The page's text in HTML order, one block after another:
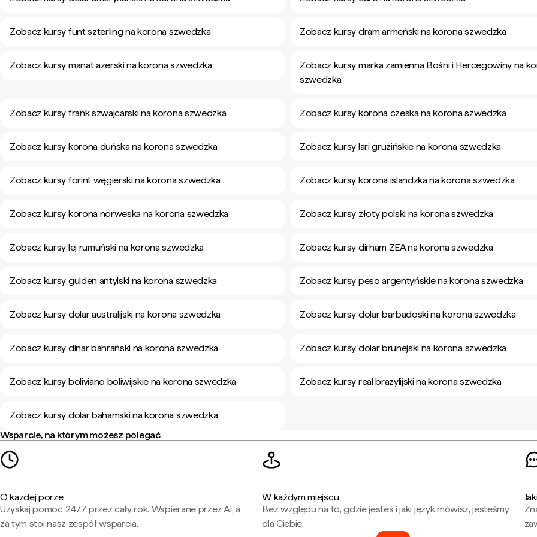
Zobacz kursy funt szterling na korona szwedzka Zobacz kursy dram armeński na korona szwedzka
Zobacz kursy manat azerski na korona szwedzka
Zobacz kursy marka zamienna Bośni i Hercegowiny na
szwedzka
Zobacz kursy frank szwajcarski na korona szwedzka Zobacz kursy korona czeska na korona szwedzka
Zobacz kursy korona duńska na korona szwedzka Zobacz kursy lari gruzińskie na korona szwedzka
Zobacz kursy forint węgierski na korona szwedzka Zobacz kursy korona islandzka na korona szwedzka
Zobacz kursy korona norweska na korona szwedzka Zobacz kursy złoty polski na korona szwedzka
Zobacz kursy lej rumuński na korona szwedzka Zobacz kursy dirham ZEA na korona szwedzka
Zobacz kursy gulden antylski na korona szwedzka Zobacz kursy peso argentyńskie na korona szwedzka
Zobacz kursy dolar australijski na korona szwedzka Zobacz kursy dolar barbadoski na korona szwedzka
Zobacz kursy dinar bahrański na korona szwedzka Zobacz kursy dolar brunejski na korona szwedzka
Zobacz kursy boliviano boliwijskie na korona szwedzka Zobacz kursy real brazylijski na korona szwedzka
Zobacz kursy dolar bahamski na korona szwedzka
Wsparcie, na którym możesz polegać
O każdej porze
Uzyskaj pomoc 24/7 przez cały rok. Wspierane przez AI, a
za tym stoi nasz zespół wsparcia.
W każdym miejscu
Bez względu na to, gdzie jesteś i jaki język mówisz, jesteśmy
dla Ciebie.